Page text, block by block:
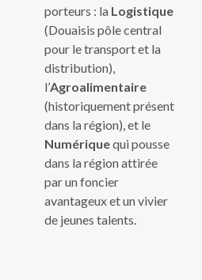
porteurs : la Logistique
(Douaisis pôle central
pour le transport et la
distribution),
l’Agroalimentaire
(historiquement présent
dans la région), et le
Numériquequi pousse
dans la région attirée
par un foncier
avantageux et un vivier
de jeunes talents.